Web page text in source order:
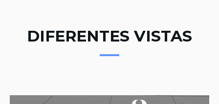
DIFERENTES VISTAS